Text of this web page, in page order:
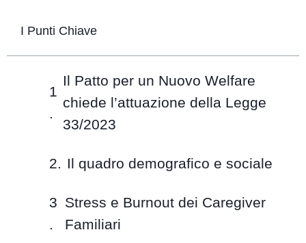
I Punti Chiave
Il Patto per un Nuovo Welfare
chiede l’attuazione della Legge
33/2023
Il quadro demografico e sociale
Stress e Burnout dei Caregiver
Familiari